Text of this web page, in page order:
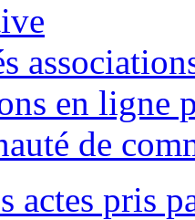
en ligne
de
actes pris